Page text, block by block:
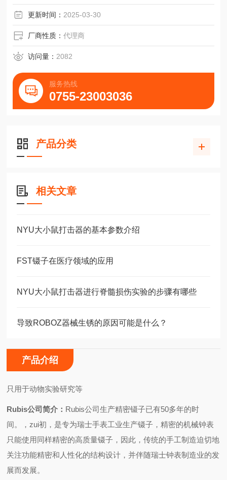
更新时间： 2025-03-30
厂商性质：代理商
访问量： 2082
服务热线
0755-23003036
产品分类
相关文章
NYU大小鼠打击器的基本参数介绍
FST镊子在医疗领域的应用
NYU大小鼠打击器进行脊髓损伤实验的步骤有哪些
导致ROBOZ器械生锈的原因可能是什么？
产品介绍
只用于动物实验研究等
Rubis公司简介： Rubis公司生产精密镊子已有50多年的时
间。，zui初，是专为瑞士手表工业生产镊子，精密的机械钟表
只能使用同样精密的高质量镊子，因此，传统的手工制造迫切地
关注功能精密和人性化的结构设计，并伴随瑞士钟表制造业的发
展而发展。